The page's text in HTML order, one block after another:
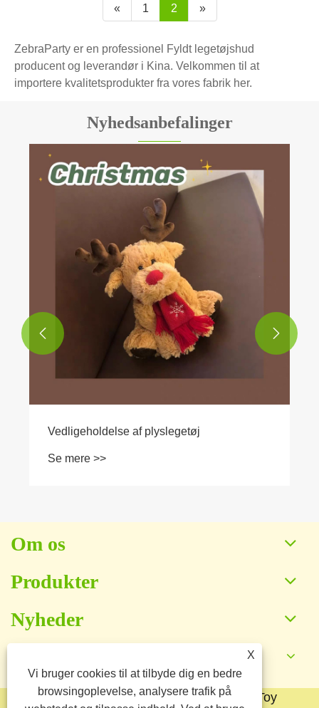
« 1 2 »
ZebraParty er en professionel Fyldt legetøjshud
producent og leverandør i Kina. Velkommen til at
importere kvalitetsprodukter fra vores fabrik her.
Nyhedsanbefalinger
Vedligeholdelse af plyslegetøj
Se mere >>
 
Om os
Produkter
Nyheder
Copyright © 2025 Baoding Yuankang Toy
X
Vi bruger cookies til at tilbyde dig en bedre
browsingoplevelse, analysere trafik på